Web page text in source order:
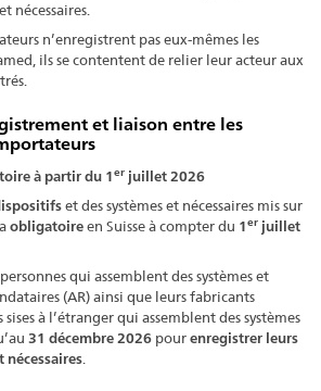
nécessaires.
n’enregistrent pas eux-mêmes les
ils se contentent de relier leur acteur aux
et liaison entre les
à partir du 1er juillet 2026
et des systèmes et nécessaires mis sur
obligatoireen Suisse à compter du 1er juillet
qui assemblent des systèmes et
(AR) ainsi que leurs fabricants
à l’étranger qui assemblent des systèmes
31 décembre 2026 pourenregistrer leurs
nécessaires